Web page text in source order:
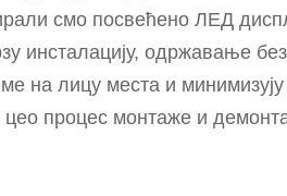
смо посвећено ЛЕД
инсталацију, одржавање
на лицу места и
процес монтаже и